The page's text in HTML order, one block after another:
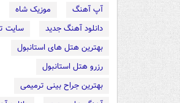
آپ آهنگ
موزیک شاه
دانلود آهنگ جدید
سایت
بهترین هتل های استانبول
رزرو هتل استانبول
بهترین جراح بینی ترمیمی